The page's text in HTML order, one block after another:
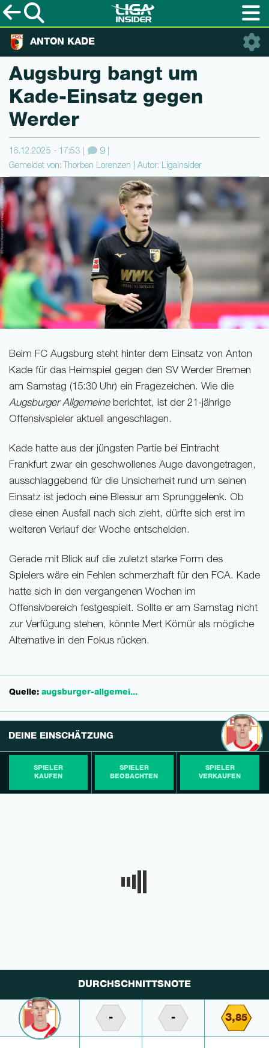
ANTON KADE
Augsburg bangt um
Kade-Einsatz gegen
Werder
16.12.2025 - 17:53 9
Gemeldet von: Thorben Lorenzen | Autor: LigaInsider
Beim FC Augsburg steht hinter dem Einsatz von Anton
Kade für das Heimspiel gegen den SV Werder Bremen
am Samstag (15:30 Uhr) ein Fragezeichen. Wie die
Augsburger Allgemeineberichtet, ist der 21-jährige
Offensivspieler aktuell angeschlagen.
Kade hatte aus der jüngsten Partie bei Eintracht
Frankfurt zwar ein geschwollenes Auge davongetragen,
ausschlaggebend für die Unsicherheit rund um seinen
Einsatz ist jedoch eine Blessur am Sprunggelenk. Ob
diese einen Ausfall nach sich zieht, dürfte sich erst im
weiteren Verlauf der Woche entscheiden.
Gerade mit Blick auf die zuletzt starke Form des
Spielers wäre ein Fehlen schmerzhaft für den FCA. Kade
hatte sich in den vergangenen Wochen im
Offensivbereich festgespielt. Sollte er am Samstag nicht
zur Verfügung stehen, könnte Mert Kömür als mögliche
Alternative in den Fokus rücken.
Quelle: augsburger-allgemei...
DEINE EINSCHÄTZUNG
SPIELER
KAUFEN
SPIELER
BEOBACHTEN
SPIELER
VERKAUFEN
DURCHSCHNITTSNOTE
- - 3,85